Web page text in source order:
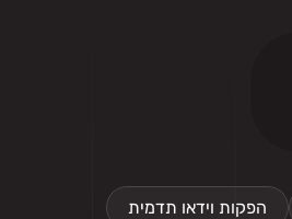
הפקות וידאו תדמית